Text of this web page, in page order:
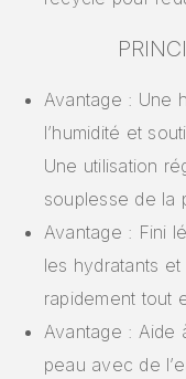
Avantage : Une
l’humidité et
Une utilisation
souplesse de la
Avantage : Fini
les hydratants et
rapidement tout
Avantage : Aide
peau avec de